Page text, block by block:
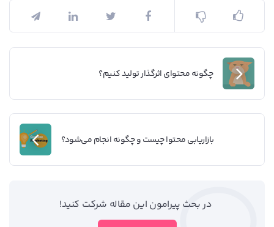
چگونه محتوای اثرگذار تولید کنیم؟
بازاریابی محتوا چیست و چگونه انجام می‌شود؟
در بحث‌‌ پیرامون این مقاله شرکت کنید!